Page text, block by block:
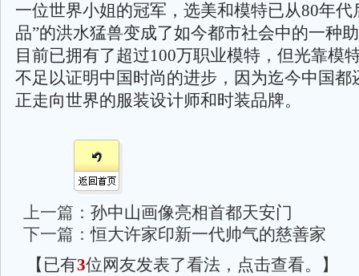
一位世界小姐的冠军，选美和模特已从80年代
品”的洪水猛兽变成了如今都市社会中的一种
目前已拥有了超过100万职业模特，但光靠模
不足以证明中国时尚的进步，因为迄今中国都
正走向世界的服装设计师和时装品牌。
上一篇： 孙中山画像亮相首都天安门
下一篇：恒大许家印新一代帅气的慈善家
【已有3位网友发表了看法，点击查看。】